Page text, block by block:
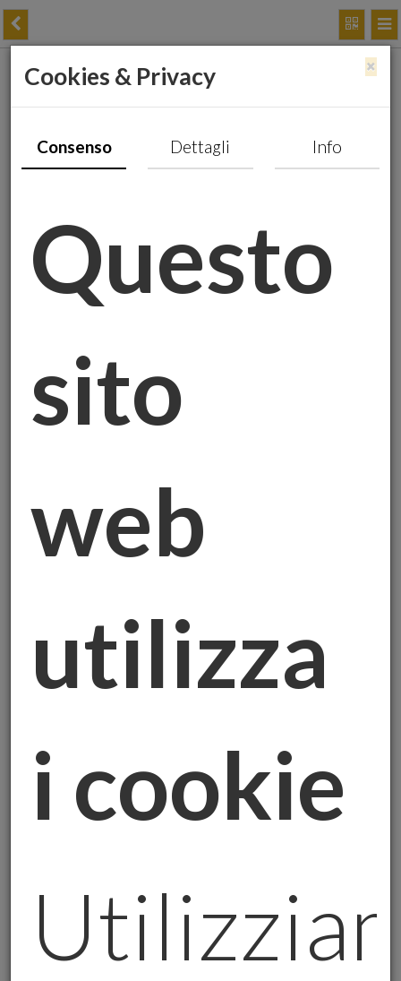
Attenzione alle truffe sugli
investimenti in oro!
Investire in oro è spesso visto come una
scelta sicura per proteggere il proprio
fondamentale fare attenzione a chi ci si
affida. Purtroppo, le cronache recenti, come
dimostra un articolo pubblicato su
Riviera, raccontano di persone truffate da
facili, dirottano gli investimenti sui loro conti
personali, lasciando i risparmiatori con
essenziale scegliere con cura il
professionista e l'azienda con cui si decide di
investire in oro. Ma come fare per evitare
Quando si parla di investimenti in oro, ci
sono diversi fattori da considerare per
evitare di cadere nelle mani di persone
×
Cookies & Privacy
Consenso Dettagli Info
Questo
sito
web
utilizza
i cookie